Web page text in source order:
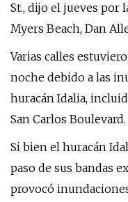
St., dijo el jueves por
Myers Beach, Dan
Varias calles
noche debido a las
huracán Idalia,
San Carlos Boulevard.
Si bien el huracán
paso de sus bandas
provocó